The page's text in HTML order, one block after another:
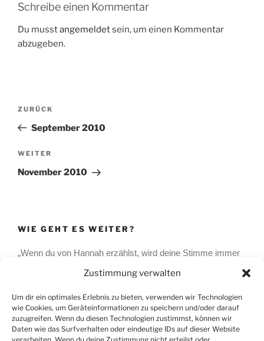
Zustimmung verwalten
Um dir ein optimales Erlebnis zu bieten, verwenden wir Technologien
wie Cookies, um Geräteinformationen zu speichern und/oder darauf
zuzugreifen. Wenn du diesen Technologien zustimmst, können wir
Daten wie das Surfverhalten oder eindeutige IDs auf dieser Website
Schreibe einen Kommentar
Du musstangemeldetsein, um einen Kommentar
abzugeben.
Beitragsnavigation
Vorheriger
Beitrag
ZURÜCK
September 2010
Nächster
Beitrag
WEITER
November 2010
WIE GEHT ES WEITER?
„Wenn du von Hannah erzählst, wird deine Stimme immer
weicher und ein Hauch von Sorge schwingt mit…“ das
Hannah wird immer eine Art Sorgenkind bleiben.